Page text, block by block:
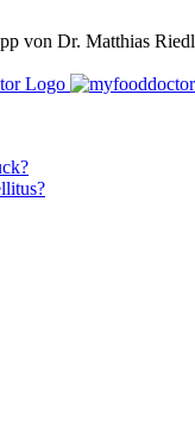
von Dr. Matthias Riedl